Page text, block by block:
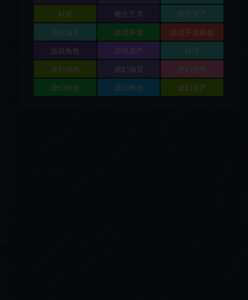
材质 概念艺术 模型资产
游戏场景 游戏开发 游戏开发模板
游戏角色 游戏资产 纹理
虚幻动画 虚幻场景 虚幻插件
虚幻特效 虚幻角色 虚幻资产